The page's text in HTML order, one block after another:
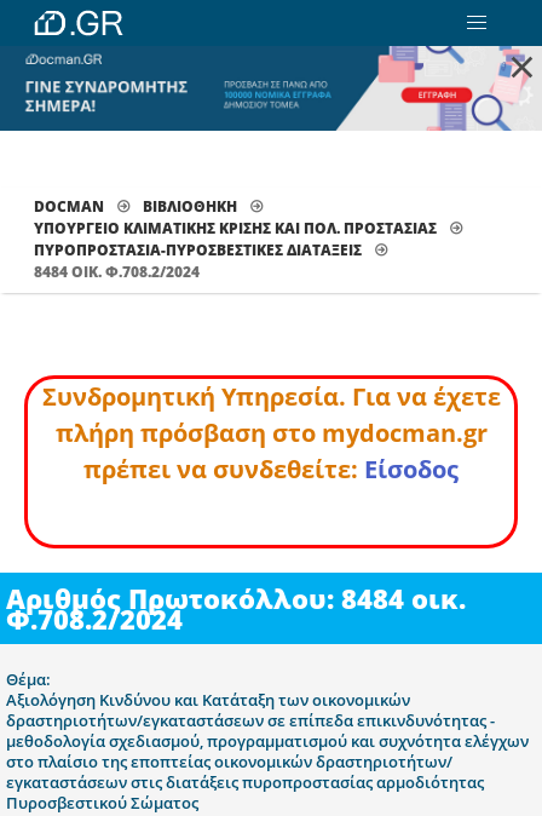
×
DOCMAN
ΒΙΒΛΙΟΘΗΚΗ
ΥΠΟΥΡΓΕΙΟ ΚΛΙΜΑΤΙΚΗΣ ΚΡΙΣΗΣ ΚΑΙ ΠΟΛ. ΠΡΟΣΤΑΣΙΑΣ
ΠΥΡΟΠΡΟΣΤΑΣΊΑ-ΠΥΡΟΣΒΕΣΤΙΚΈΣ ΔΙΑΤΆΞΕΙΣ
8484 ΟΙΚ. Φ.708.2/2024
Συνδρομητική Υπηρεσία. Για να έχετε
πλήρη πρόσβαση στο mydocman.gr
πρέπει να συνδεθείτε: Είσοδος
Αριθμός Πρωτοκόλλου: 8484 οικ.
Φ.708.2/2024
Θέμα:
Αξιολόγηση Κινδύνου και Κατάταξη των οικονομικών
δραστηριοτήτων/εγκαταστάσεων σε επίπεδα επικινδυνότητας -
μεθοδολογία σχεδιασμού, προγραμματισμού και συχνότητα ελέγχων
στο πλαίσιο της εποπτείας οικονομικών δραστηριοτήτων/
εγκαταστάσεων στις διατάξεις πυροπροστασίας αρμοδιότητας
Πυροσβεστικού Σώματος